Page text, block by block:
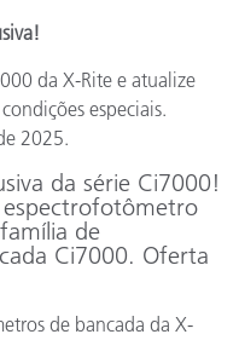
da X-Rite e atualize
especiais.
2025.
da série Ci7000!
espectrofotômetro
de
Ci7000. Oferta
de bancada da X-